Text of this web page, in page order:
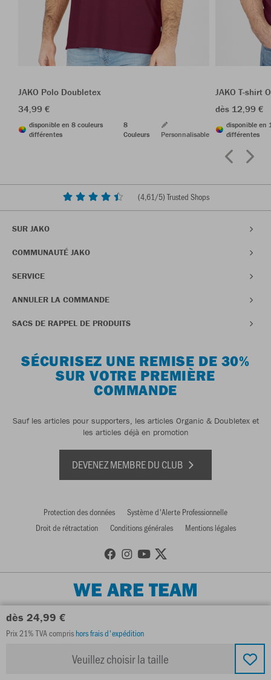
dès 24,99 €
Prix 21% TVA compris hors frais d'expédition
Veuillez choisir la taille
JAKO Polo Doubletex
34,99 €
disponible en 8 couleurs
différentes
8
Couleurs
Personnalisable
JAKO T-shirt
dès 12,99 €
disponible en
différentes
(4,61/5) Trusted Shops
SUR JAKO
COMMUNAUTÉ JAKO
SERVICE
ANNULER LA COMMANDE
SACS DE RAPPEL DE PRODUITS
SÉCURISEZ UNE REMISE DE 30%
SUR VOTRE PREMIÈRE
COMMANDE
Sauf les articles pour supporters, les articles Organic & Doubletex et
les articles déjà en promotion
DEVENEZ MEMBRE DU CLUB
Protection des données
Système d'Alerte Professionnelle
Droit de rétractation
Conditions générales Mentions légales
WE ARE TEAM